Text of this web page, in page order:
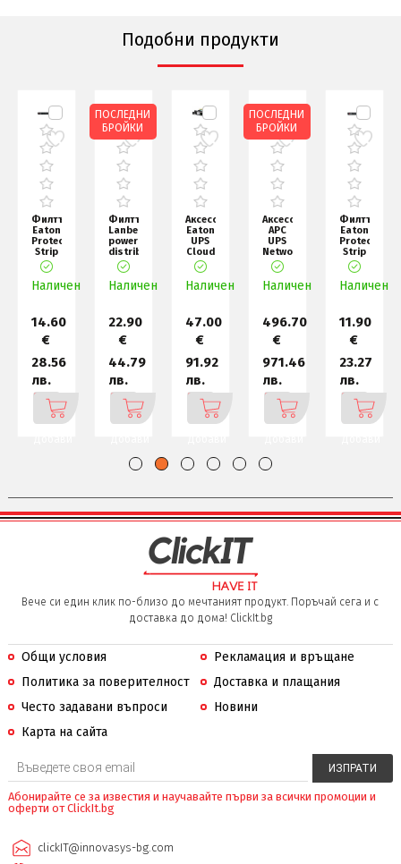
Подобни продукти
Филтър
Eaton
Protection
Strip
6 DIN
Наличен
14.60
€
28.56
лв.
Филтър
Lanberg
power
distribution
unit
(PDU)
19" 1
Наличен
22.90
€
44.79
лв.
ПОСЛЕДНИ
БРОЙКИ
Аксесоар
Eaton
UPS
Cloud
card
Наличен
47.00
€
91.92
лв.
Аксесоар
APC
UPS
Network
Management
Card
3 with
Наличен
496.70
€
971.46
лв.
ПОСЛЕДНИ
БРОЙКИ
Филтър
Eaton
Protection
Strip
4 DIN
Наличен
11.90
€
23.27
лв.
Вече си един клик по-близо до мечтаният продукт. Поръчай сега и с
доставка до дома! ClickIt.bg
Общи условия
Рекламация и връщане
Политика за поверителност
Доставка и плащания
Често задавани въпроси
Новини
Карта на сайта
Абонирайте се за известия и научавайте първи за всички промоции и
оферти от ClickIt.bg
clickIT@innovasys-bg.com